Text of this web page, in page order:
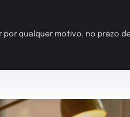
qualquer motivo, no prazo